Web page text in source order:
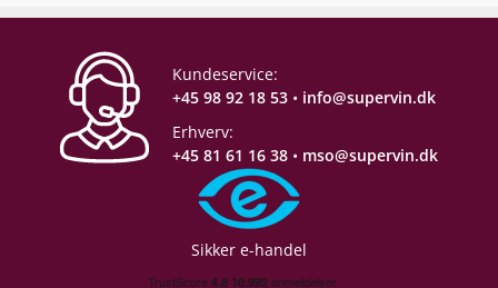
Kundeservice:
+45 98 92 18 53 • info@supervin.dk
Erhverv:
+45 81 61 16 38 • mso@supervin.dk
Sikker e-handel